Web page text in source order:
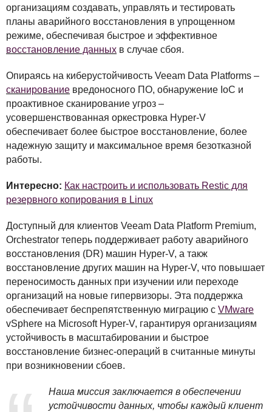
организациям создавать, управлять и тестировать
планы аварийного восстановления в упрощенном
режиме, обеспечивая быстрое и эффективное
восстановление данных в случае сбоя.
Опираясь на киберустойчивость Veeam Data Platforms –
сканирование вредоносного ПО, обнаружение IoC и
проактивное сканирование угроз –
усовершенствованная оркестровка Hyper-V
обеспечивает более быстрое восстановление, более
надежную защиту и максимальное время безотказной
работы.
Интересно: Как настроить и использовать Restic для
резервного копирования в Linux
Доступный для клиентов Veeam Data Platform Premium,
Orchestrator теперь поддерживает работу аварийного
восстановления (DR) машин Hyper-V, а такж
восстановление других машин на Hyper-V, что повышает
переносимость данных при изучении или переходе
организаций на новые гипервизоры. Эта поддержка
обеспечивает беспрепятственную миграцию с VMware
vSphere на Microsoft Hyper-V, гарантируя организациям
устойчивость в масштабировании и быстрое
восстановление бизнес-операций в считанные минуты
при возникновении сбоев.
Наша миссия заключается в обеспечении
устойчивости данных, чтобы каждый клиент